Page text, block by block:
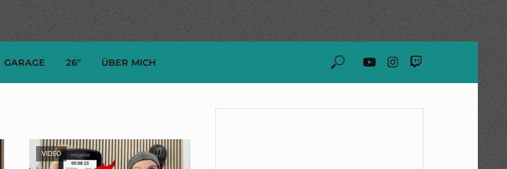
GARAGE 26″ ÜBER MICH
VIDEO